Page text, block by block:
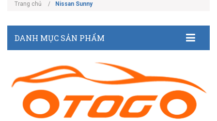
Trang chủ Nissan Sunny
DANH MỤC SẢN PHẨM